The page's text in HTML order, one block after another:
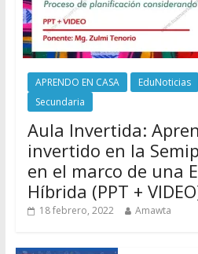
APRENDO EN CASA EduNoticias
Secundaria
Aula Invertida:
invertido en la
en el marco de una
Híbrida (PPT +
18 febrero, 2022 Amawta